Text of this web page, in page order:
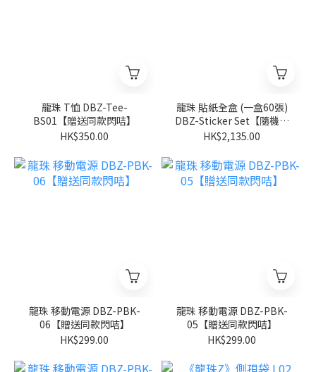
龍珠 T恤 DBZ-Tee-
BS01【贈送同款閃咭】
HK$350.00
龍珠 貼紙全盒 (一盒60張)
DBZ-Sticker Set【隨機款
式】
HK$2,135.00
龍珠 移動電源 DBZ-PBK-
06【贈送同款閃咭】
HK$299.00
龍珠 移動電源 DBZ-PBK-
05【贈送同款閃咭】
HK$299.00